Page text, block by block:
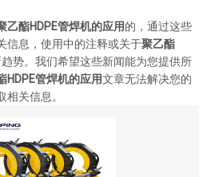
乙酯HDPE管焊机的应用的，通过这些
信息，使用中的注释或关于聚乙酯
势。我们希望这些新闻能为您提供所
HDPE管焊机的应用文章无法解决您的
关信息。